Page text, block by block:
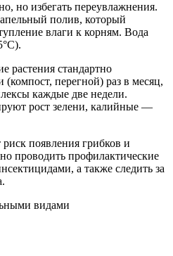
но избегать переувлажнения.
полив, который
влаги к корням. Вода
растения стандартно
перегной) раз в месяц,
каждые две недели.
рост зелени, калийные —
появления грибков и
проводить профилактические
а также следить за
видами